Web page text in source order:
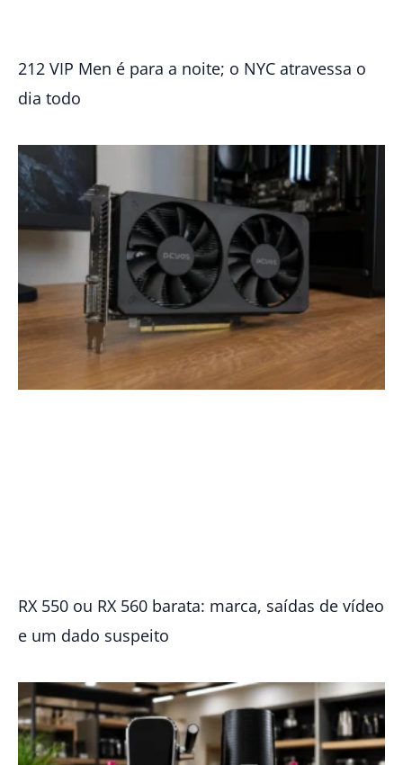
212 VIP Men é para a noite; o NYC atravessa o
dia todo
RX 550 ou RX 560 barata: marca, saídas de vídeo
e um dado suspeito